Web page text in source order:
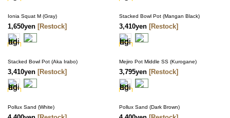
Ionia Squat M (Gray)
1,650yen [Restock]
Stacked Bowl Pot (Mangan Black)
3,410yen [Restock]
Stacked Bowl Pot (Aka Irabo)
3,410yen [Restock]
Mejiro Pot Middle SS (Kurogane)
3,795yen [Restock]
Pollux Sand (White) Pollux Sand (Dark Brown)